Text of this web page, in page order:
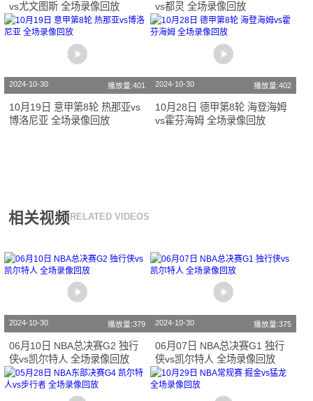
vs尤文图斯 全场录像回放
vs都灵 全场录像回放
2024-10-30 播放量:401
10月19日 意甲第8轮 热那亚vs
博洛尼亚 全场录像回放
2024-10-30 播放量:402
10月28日 德甲第8轮 海登海姆
vs霍芬海姆 全场录像回放
相关视频 RELATED VIDEOS
2024-10-30 播放量:379
06月10日 NBA总决赛G2 独行
侠vs凯尔特人 全场录像回放
2024-10-30 播放量:375
06月07日 NBA总决赛G1 独行
侠vs凯尔特人 全场录像回放